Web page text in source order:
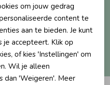
Bekijk dit in onze
om jouw gedrag
content te
aan te bieden. Je kunt
je accepteert. Klik op
of kies 'Instellingen' om
Wil je alleen
dan 'Weigeren'. Meer